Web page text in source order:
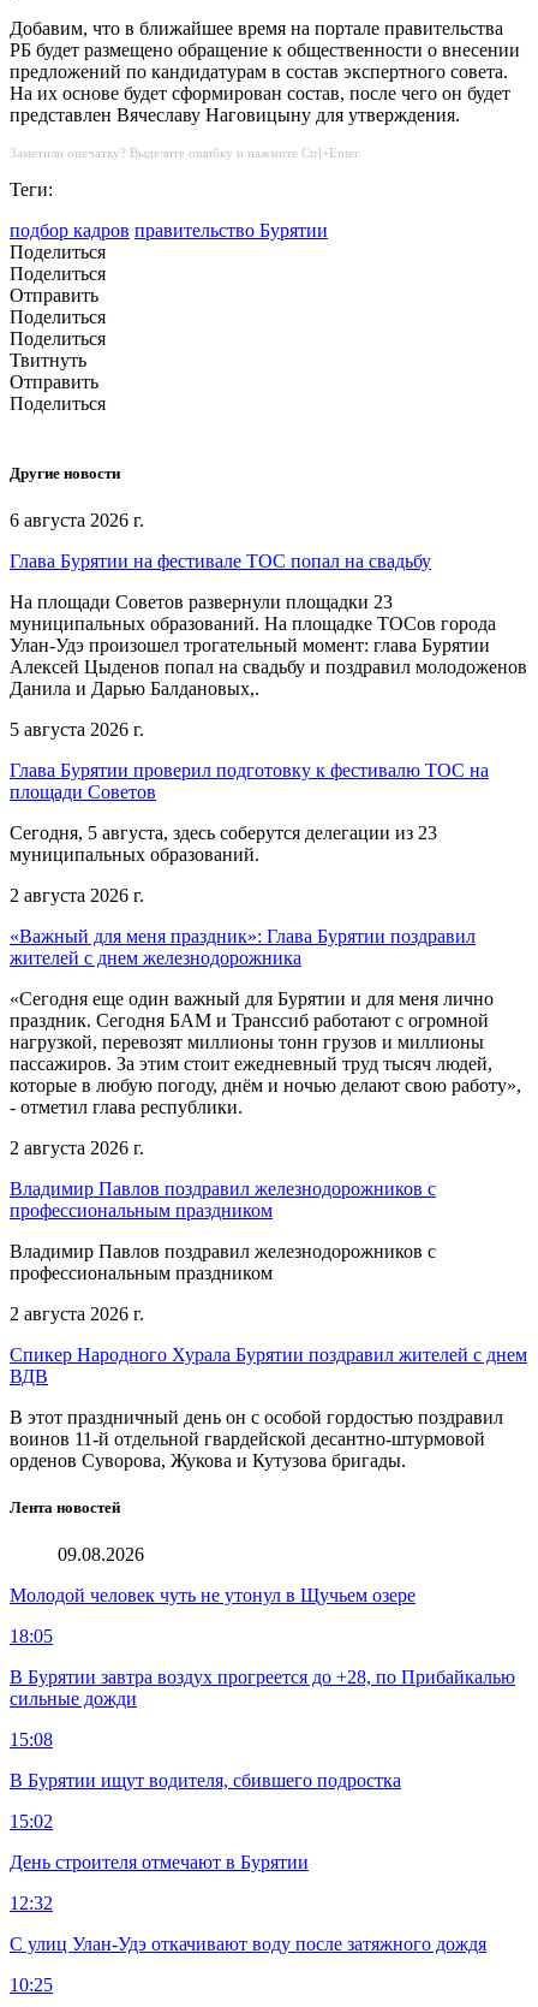
Добавим, что в ближайшее время на портале правительства
РБ будет размещено обращение к общественности о внесении
предложений по кандидатурам в состав экспертного совета.
На их основе будет сформирован состав, после чего он будет
представлен Вячеславу Наговицыну для утверждения.
Заметили опечатку? Выделите ошибку и нажмите Ctrl+Enter.
Теги:
подбор кадров правительство Бурятии
Поделиться
Поделиться
Отправить
Поделиться
Поделиться
Твитнуть
Отправить
Поделиться
Другие новости
6 августа 2026 г.
Глава Бурятии на фестивале ТОС попал на свадьбу
На площади Советов развернули площадки 23
муниципальных образований. На площадке ТОСов города
Улан-Удэ произошел трогательный момент: глава Бурятии
Алексей Цыденов попал на свадьбу и поздравил молодоженов
Данила и Дарью Балдановых,.
5 августа 2026 г.
Глава Бурятии проверил подготовку к фестивалю ТОС на
площади Советов
Сегодня, 5 августа, здесь соберутся делегации из 23
муниципальных образований.
2 августа 2026 г.
«Важный для меня праздник»: Глава Бурятии поздравил
жителей с днем железнодорожника
«Сегодня еще один важный для Бурятии и для меня лично
праздник. Сегодня БАМ и Транссиб работают с огромной
нагрузкой, перевозят миллионы тонн грузов и миллионы
пассажиров. За этим стоит ежедневный труд тысяч людей,
которые в любую погоду, днём и ночью делают свою работу»,
- отметил глава республики.
2 августа 2026 г.
Владимир Павлов поздравил железнодорожников с
профессиональным праздником
Владимир Павлов поздравил железнодорожников с
профессиональным праздником
2 августа 2026 г.
Спикер Народного Хурала Бурятии поздравил жителей с днем
ВДВ
В этот праздничный день он с особой гордостью поздравил
воинов 11-й отдельной гвардейской десантно-штурмовой
орденов Суворова, Жукова и Кутузова бригады.
Лента новостей
09.08.2026
Молодой человек чуть не утонул в Щучьем озере
18:05
В Бурятии завтра воздух прогреется до +28, по Прибайкалью
сильные дожди
15:08
В Бурятии ищут водителя, сбившего подростка
15:02
День строителя отмечают в Бурятии
12:32
С улиц Улан-Удэ откачивают воду после затяжного дождя
10:25